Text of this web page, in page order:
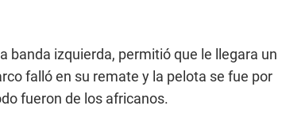
banda izquierda, permitió que le llegara un
falló en su remate y la pelota se fue por
fueron de los africanos.